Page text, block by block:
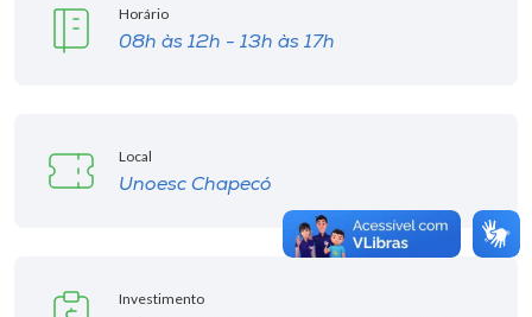
Horário
08h às 12h - 13h às 17h
Local
Unoesc Chapecó
Investimento